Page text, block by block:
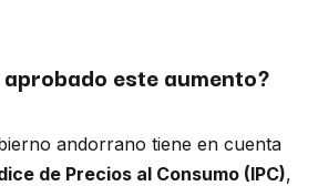
aprobado este aumento?
andorrano tiene en cuenta
de Precios al Consumo (IPC),